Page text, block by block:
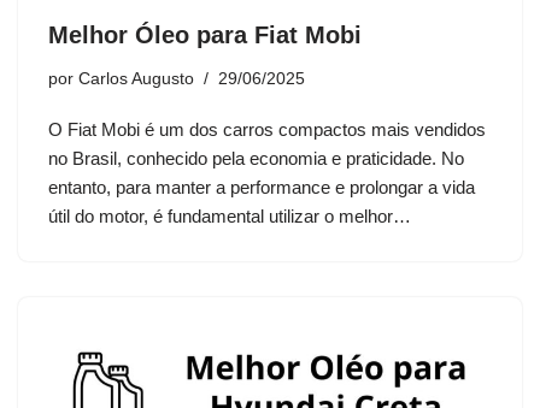
Melhor Óleo para Fiat Mobi
por Carlos Augusto 29/06/2025
O Fiat Mobi é um dos carros compactos mais vendidos
no Brasil, conhecido pela economia e praticidade. No
entanto, para manter a performance e prolongar a vida
útil do motor, é fundamental utilizar o melhor…